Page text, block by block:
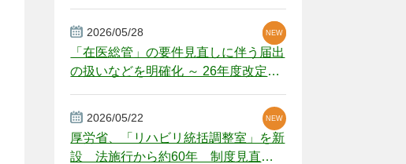
2026/05/28
「在医総管」の要件見直しに伴う届出
の扱いなどを明確化 ～ 26年度改定疑
NEW
NEW
2026/05/22
厚労省、「リハビリ統括調整室」を新
設 法施行から約60年 制度見直し
NEW